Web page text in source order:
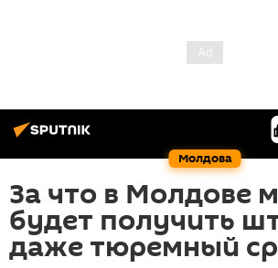
Молдова
За что в Молдове
будет получить
даже тюремный